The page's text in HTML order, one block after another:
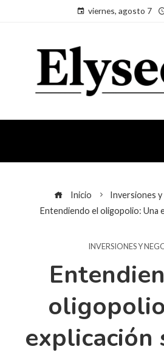
viernes, agosto 7
Inicio
Inversiones
Entendiendo el oligopolio: Una
INVERSIONES Y
explicación